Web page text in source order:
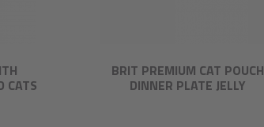
CATS
BRIT PREMIUM CAT POUCH
DINNER PLATE JELLY